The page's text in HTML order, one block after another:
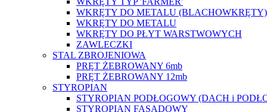
WKRĘTY DO METALU (BLACHOWKRĘTY)
WKRĘTY DO METALU
WKRĘTY DO PŁYT WARSTWOWYCH
ZAWLECZKI
STAL ZBROJENIOWA
PRĘT ŻEBROWANY 6mb
PRĘT ŻEBROWANY 12mb
STYROPIAN
STYROPIAN PODŁOGOWY (DACH i
STYROPIAN FASADOWY